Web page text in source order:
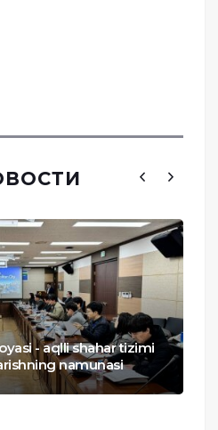
- aqlli shahar tizimi
namunasi